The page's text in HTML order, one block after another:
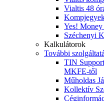
Vialtis 48
Yes!
Széchenyi
Kalkulátorok
További
TIN
MKFE-től
Műholdas
Kollektív